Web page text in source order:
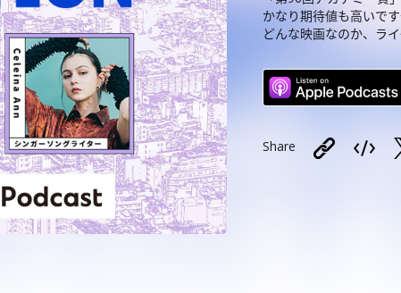
かなり期待値も高いです
どんな映画なのか、ラ
Share